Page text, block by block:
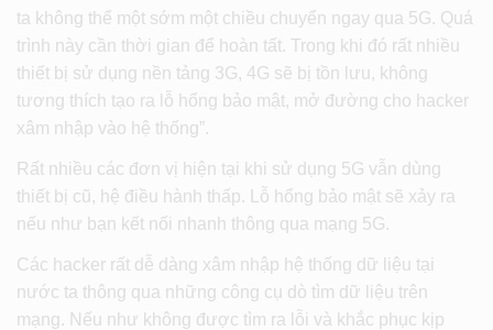
ta không thể một sớm một chiều chuyển ngay qua 5G. Quá
trình này cần thời gian để hoàn tất. Trong khi đó rất nhiều
thiết bị sử dụng nền tảng 3G, 4G sẽ bị tồn lưu, không
tương thích tạo ra lỗ hổng bảo mật, mở đường cho hacker
xâm nhập vào hệ thống”.
Rất nhiều các đơn vị hiện tại khi sử dụng 5G vẫn dùng
thiết bị cũ, hệ điều hành thấp. Lỗ hổng bảo mật sẽ xảy ra
nếu như bạn kết nối nhanh thông qua mạng 5G.
Các hacker rất dễ dàng xâm nhập hệ thống dữ liệu tại
nước ta thông qua những công cụ dò tìm dữ liệu trên
mạng. Nếu như không được tìm ra lỗi và khắc phục kịp